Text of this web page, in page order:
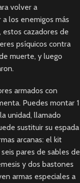
volver a
los enemigos más
estos cazadores de
psíquicos contra
muerte, y luego
armados con
Puedes montar 1
unidad, llamado
sustituir su espada
arcanas: el kit
pares de sables de
y dos bastones
armas especiales a